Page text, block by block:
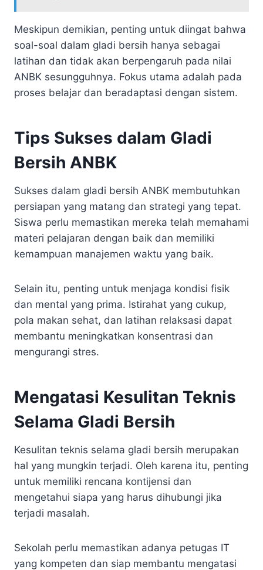
Meskipun demikian, penting untuk diingat bahwa
soal-soal dalam gladi bersih hanya sebagai
latihan dan tidak akan berpengaruh pada nilai
ANBK sesungguhnya. Fokus utama adalah pada
proses belajar dan beradaptasi dengan sistem.
Tips Sukses dalam Gladi
Bersih ANBK
Sukses dalam gladi bersih ANBK membutuhkan
persiapan yang matang dan strategi yang tepat.
Siswa perlu memastikan mereka telah memahami
materi pelajaran dengan baik dan memiliki
kemampuan manajemen waktu yang baik.
Selain itu, penting untuk menjaga kondisi fisik
dan mental yang prima. Istirahat yang cukup,
pola makan sehat, dan latihan relaksasi dapat
membantu meningkatkan konsentrasi dan
mengurangi stres.
Mengatasi Kesulitan Teknis
Selama Gladi Bersih
Kesulitan teknis selama gladi bersih merupakan
hal yang mungkin terjadi. Oleh karena itu, penting
untuk memiliki rencana kontijensi dan
mengetahui siapa yang harus dihubungi jika
terjadi masalah.
Sekolah perlu memastikan adanya petugas IT
yang kompeten dan siap membantu mengatasi